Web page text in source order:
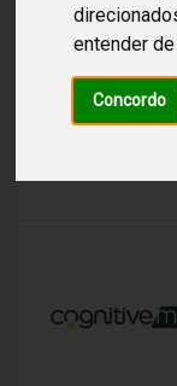
entender
Concordo